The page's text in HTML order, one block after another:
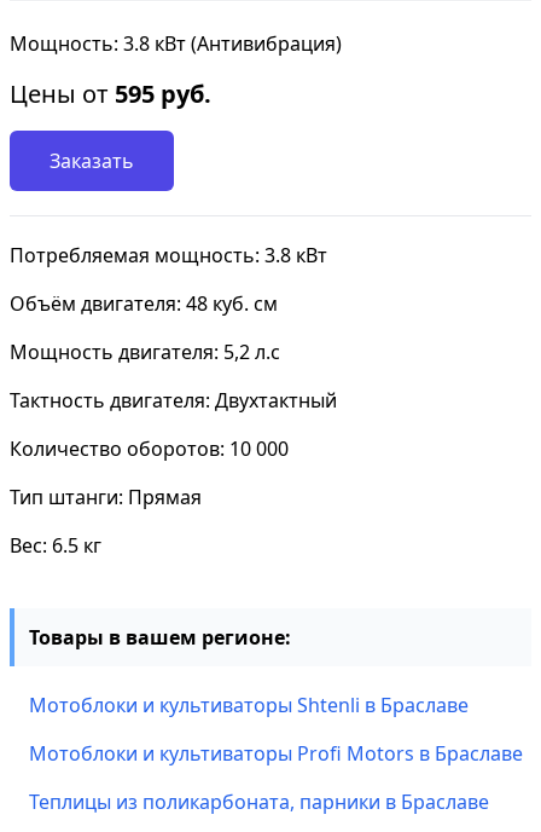
Мощность: 3.8 кВт (Антивибрация)
Цены от 595 руб.
Заказать
Потребляемая мощность: 3.8 кВт
Объём двигателя: 48 куб. см
Мощность двигателя: 5,2 л.с
Тактность двигателя: Двухтактный
Количество оборотов: 10 000
Тип штанги: Прямая
Вес: 6.5 кг
Товары в вашем регионе:
Мотоблоки и культиваторы Shtenli в Браславе
Мотоблоки и культиваторы Profi Motors в Браславе
Теплицы из поликарбоната, парники в Браславе